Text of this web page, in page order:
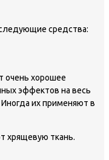
средства:
очень хорошее
эффектов на весь
их применяют в
хрящевую ткань.